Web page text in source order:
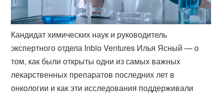
Кандидат химических наук и руководитель
экспертного отдела Inbio Ventures Илья Ясный — о
том, как были открыты одни из самых важных
лекарственных препаратов последних лет в
онкологии и как эти исследования поддерживали